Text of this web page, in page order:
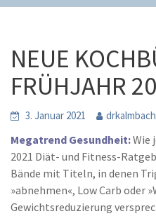
c
NEUE
FRÜHJAHR
3. Januar 2021 drkalmbach
Megatrend Gesundheit:Wie
2021 Diät- und Fitness-
Bände mit Titeln, in denen
»abnehmen«, Low Carb oder
Gewichtsreduzierung